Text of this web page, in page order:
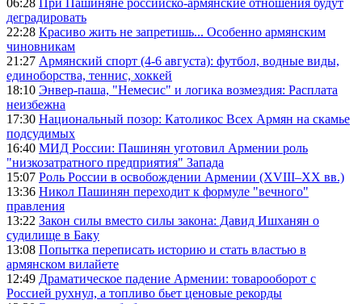
06:28 При Пашиняне российско-армянские отношения будут
деградировать
22:28 Красиво жить не запретишь... Особенно армянским
чиновникам
21:27 Армянский спорт (4-6 августа): футбол, водные виды,
единоборства, теннис, хоккей
18:10 Энвер-паша, "Немесис" и логика возмездия: Расплата
неизбежна
17:30 Национальный позор: Католикос Всех Армян на скамье
подсудимых
16:40 МИД России: Пашинян уготовил Армении роль
"низкозатратного предприятия" Запада
15:07 Роль России в освобождении Армении (XVIII–XX вв.)
13:36 Никол Пашинян переходит к формуле "вечного"
правления
13:22 Закон силы вместо силы закона: Давид Ишханян о
судилище в Баку
13:08 Попытка переписать историю и стать властью в
армянском вилайете
12:49 Драматическое падение Армении: товарооборот с
Россией рухнул, а топливо бьет ценовые рекорды